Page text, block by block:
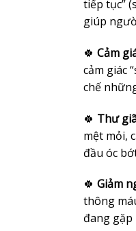
tiếp tục”
giúp
🍀 Cảm
cảm giác
chế
🍀 Thư
mệt mỏi,
đầu óc
🍀 Giảm
thông
đang